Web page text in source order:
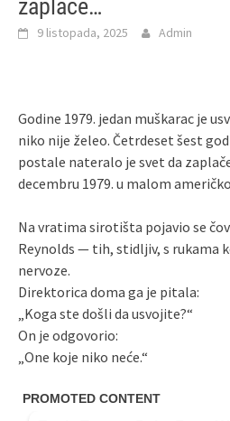
zaplače…
9 listopada, 2025 Admin
Godine 1979. jedan muškarac je
niko nije želeo. Četrdeset šest
postale nateralo je svet da
decembru 1979. u malom
Na vratima sirotišta pojavio se
Reynolds — tih, stidljiv, s rukama
nervoze.
Direktorica doma ga je pitala:
„Koga ste došli da usvojite?“
On je odgovorio:
„One koje niko neće.“